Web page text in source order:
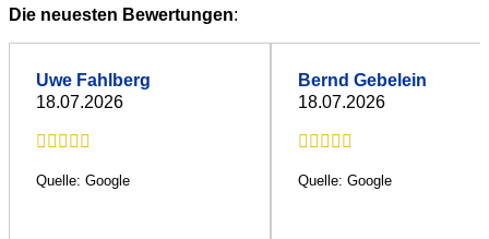
Die neuesten Bewertungen:
Uwe Fahlberg
18.07.2026
Quelle: Google
Bernd Gebelein
18.07.2026
Quelle: Google